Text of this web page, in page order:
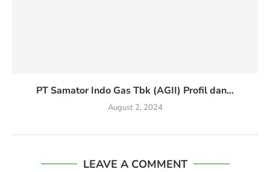
PT Samator Indo Gas Tbk (AGII) Profil dan...
August 2, 2024
LEAVE A COMMENT